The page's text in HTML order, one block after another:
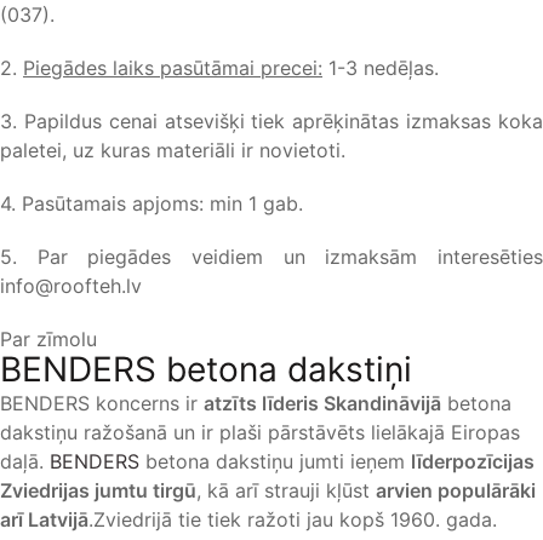
(037).
2. Piegādes laiks pasūtāmai precei: 1-3 nedēļas.
3. Papildus cenai atsevišķi tiek aprēķinātas izmaksas koka
paletei, uz kuras materiāli ir novietoti.
4. Pasūtamais apjoms: min 1 gab.
5. Par piegādes veidiem un izmaksām interesēties
info@roofteh.lv
Par zīmolu
BENDERS betona dakstiņi
BENDERS koncerns ir atzīts līderis Skandināvijā betona
dakstiņu ražošanā un ir plaši pārstāvēts lielākajā Eiropas
daļā. BENDERS betona dakstiņu jumti ieņem līderpozīcijas
Zviedrijas jumtu tirgū, kā arī strauji kļūst arvien populārāki
arī Latvijā.Zviedrijā tie tiek ražoti jau kopš 1960. gada.